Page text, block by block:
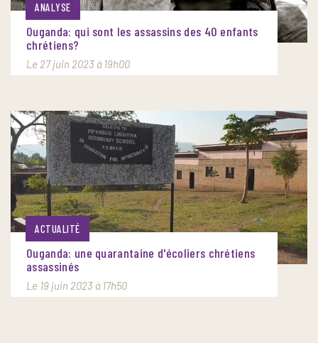
ANALYSE
Ouganda: qui sont les assassins des 40 enfants
chrétiens?
Le 27 juin 2023 à 19h00
ACTUALITÉ
Ouganda: une quarantaine d'écoliers chrétiens
assassinés
Le 19 juin 2023 à 17h50